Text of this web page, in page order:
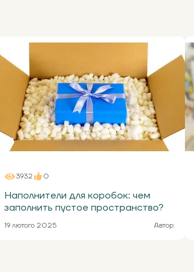
3932 0
Наполнители для коробок: чем
заполнить пустое пространство?
19 лютого 2025 Автор: